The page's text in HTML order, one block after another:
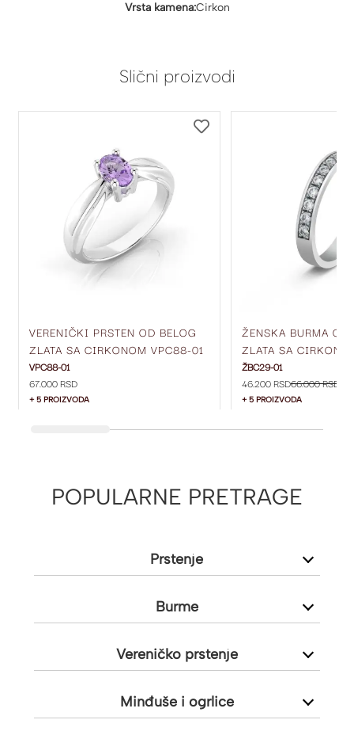
Vrsta kamena:Cirkon
Slični proizvodi
VERENIČKI PRSTEN OD BELOG
ZLATA SA CIRKONOM VPC88-01
VPC88-01
67.000 RSD
+ 5 PROIZVODA
ŽENSKA BURMA OD
ZLATA SA
MM ŽBC29-01
ŽBC29-01
46.200 RSD66.000 RSD
+ 5 PROIZVODA
POPULARNE PRETRAGE
Prstenje
Burme
Vereničko prstenje
Minđuše i ogrlice